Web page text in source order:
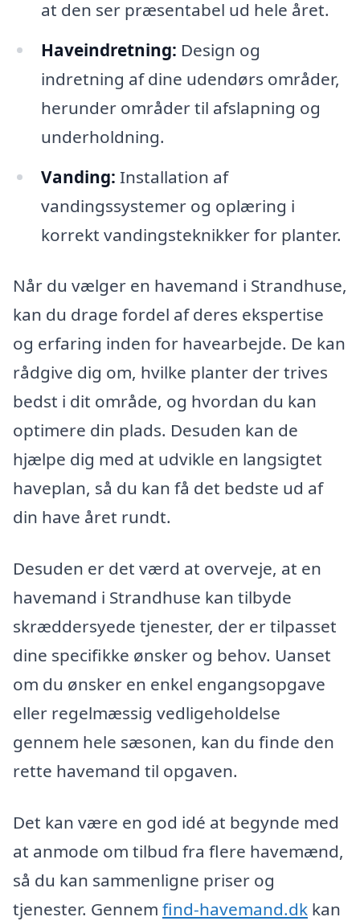
at den ser præsentabel ud hele året.
Haveindretning: Design og
indretning af dine udendørs områder,
herunder områder til afslapning og
underholdning.
Vanding: Installation af
vandingssystemer og oplæring i
korrekt vandingsteknikker for planter.
Når du vælger en havemand i Strandhuse,
kan du drage fordel af deres ekspertise
og erfaring inden for havearbejde. De kan
rådgive dig om, hvilke planter der trives
bedst i dit område, og hvordan du kan
optimere din plads. Desuden kan de
hjælpe dig med at udvikle en langsigtet
haveplan, så du kan få det bedste ud af
din have året rundt.
Desuden er det værd at overveje, at en
havemand i Strandhuse kan tilbyde
skræddersyede tjenester, der er tilpasset
dine specifikke ønsker og behov. Uanset
om du ønsker en enkel engangsopgave
eller regelmæssig vedligeholdelse
gennem hele sæsonen, kan du finde den
rette havemand til opgaven.
Det kan være en god idé at begynde med
at anmode om tilbud fra flere havemænd,
så du kan sammenligne priser og
tjenester. Gennem find-havemand.dk kan